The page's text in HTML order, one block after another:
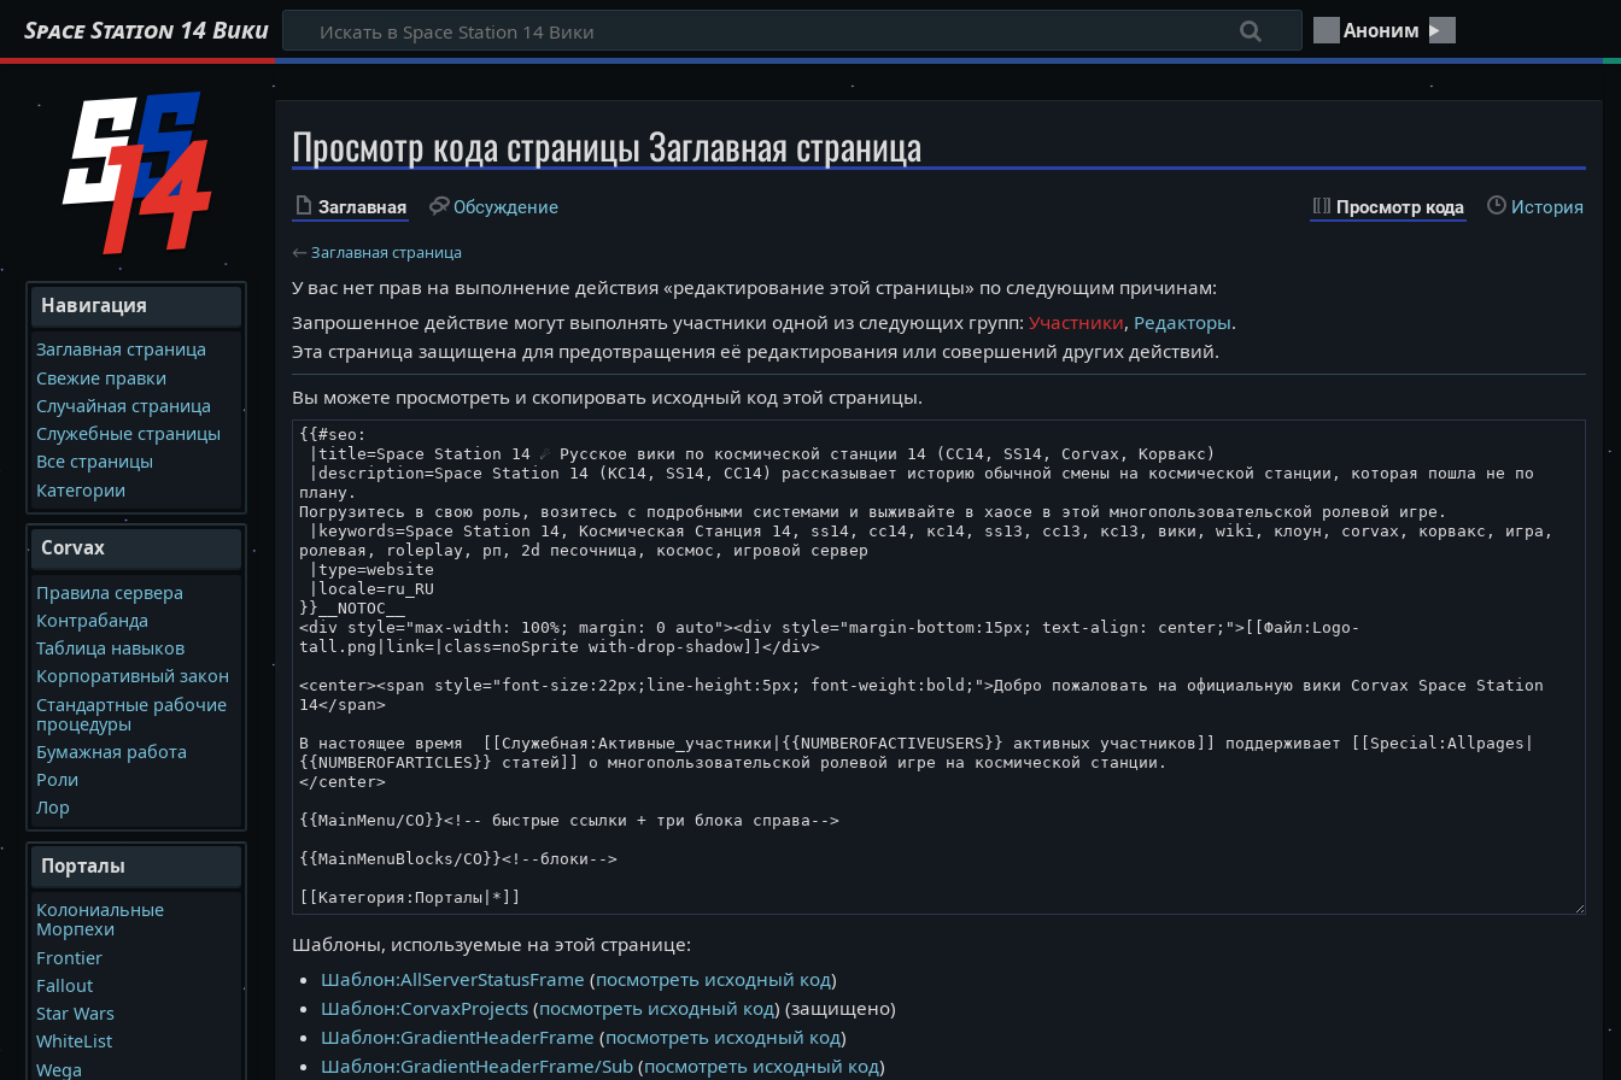
Аноним
Space Station 14 Вики
Просмотр кода страницы Заглавная страница
Заглавная Обсуждение Просмотр кода История
← Заглавная страница
У вас нет прав на выполнение действия «редактирование этой страницы» по следующим причинам:
Запрошенное действие могут выполнять участники одной из следующих групп: Участники, Редакторы.
Эта страница защищена для предотвращения её редактирования или совершений других действий.
Вы можете просмотреть и скопировать исходный код этой страницы.
Шаблоны, используемые на этой странице:
Шаблон:AllServerStatusFrame (посмотреть исходный код)
Шаблон:CorvaxProjects (посмотреть исходный код) (защищено)
Шаблон:GradientHeaderFrame (посмотреть исходный код)
Шаблон:GradientHeaderFrame/Sub (посмотреть исходный код)
Навигация
Заглавная страница
Свежие правки
Случайная страница
Служебные страницы
Все страницы
Категории
Corvax
Правила сервера
Контрабанда
Таблица навыков
Корпоративный закон
Стандартные рабочие
процедуры
Бумажная работа
Роли
Лор
Порталы
Колониальные
Морпехи
Frontier
Fallout
Star Wars
WhiteList
Wega